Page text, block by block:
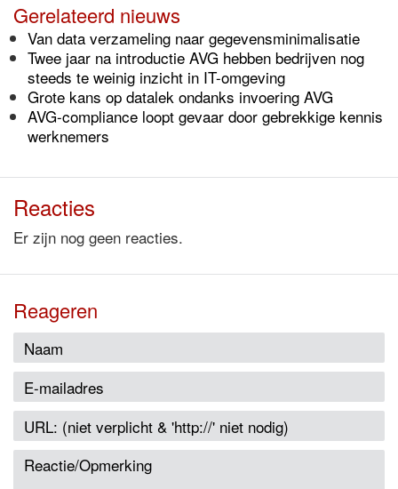
Gerelateerd nieuws
Van data verzameling naar gegevensminimalisatie
Twee jaar na introductie AVG hebben bedrijven nog
steeds te weinig inzicht in IT-omgeving
Grote kans op datalek ondanks invoering AVG
AVG-compliance loopt gevaar door gebrekkige kennis
werknemers
Reacties
Er zijn nog geen reacties.
Reageren